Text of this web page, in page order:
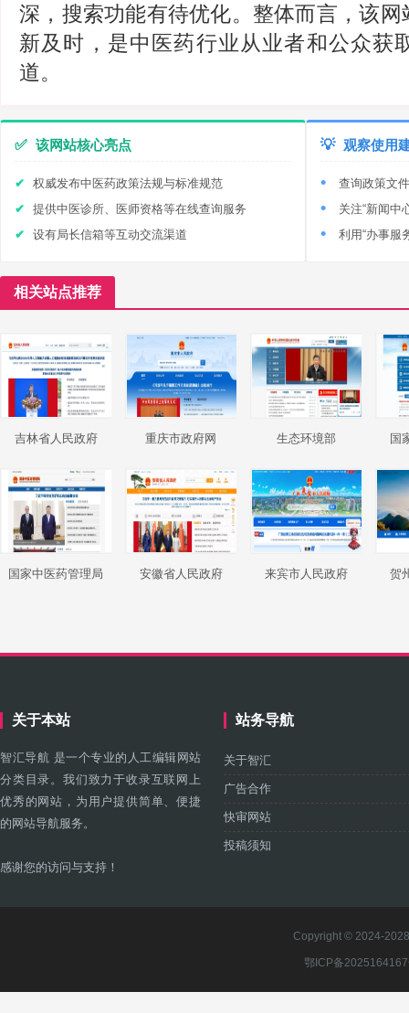
深，搜索功能有待优化。整体而言，该
新及时，是中医药行业从业者和公众获
道。
✅ 该网站核心亮点
权威发布中医药政策法规与标准规范
提供中医诊所、医师资格等在线查询服务
设有局长信箱等互动交流渠道
💡 观察使用
查询政策文
关注“新闻中
利用“办事服
相关站点推荐
吉林省人民政府 重庆市政府网 生态环境部 国
国家中医药管理局 安徽省人民政府 来宾市人民政府 贺
关于本站
智汇导航 是一个专业的人工编辑网站
分类目录。我们致力于收录互联网上
优秀的网站，为用户提供简单、便捷
的网站导航服务。
感谢您的访问与支持！
站务导航
关于智汇
广告合作
快审网站
投稿须知
Copyright © 2024-
鄂ICP备